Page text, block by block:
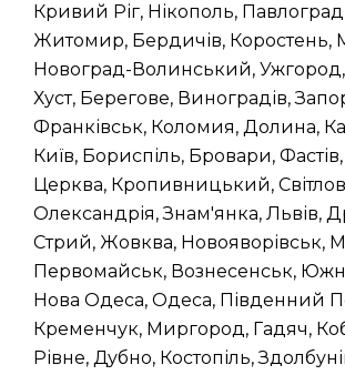
Кривий Ріг, Нікополь,
Житомир, Бердичів, Коростень,
Новоград-Волинський,
Хуст, Берегове, Виноградів,
Франківськ, Коломия, Долина,
Київ, Бориспіль, Бровари, Фастів,
Церква, Кропивницький,
Олександрія, Знам'янка, Львів,
Стрий, Жовква, Новояворівськ,
Первомайськ, Вознесенськ,
Нова Одеса, Одеса, Південний
Кременчук, Миргород, Гадяч,
Рівне, Дубно, Костопіль,